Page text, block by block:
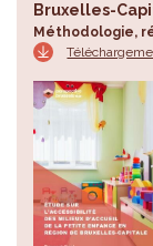
Bruxelles-
Méthodologie,